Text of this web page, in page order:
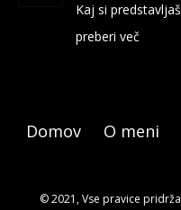
Kaj si
preberi več
Domov O meni
© 2021, Vse pravice